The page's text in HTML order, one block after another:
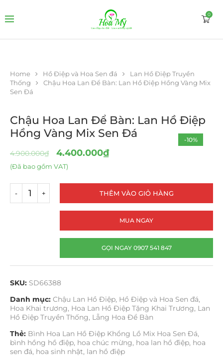
0
Home Hồ Điệp và Hoa Sen đá
Lan Hồ Điệp Truyền
Thống
Chậu Hoa Lan Để Bàn: Lan Hồ Điệp Hồng Vàng Mix
Sen Đá
-10%
Chậu Hoa Lan Để Bàn: Lan Hồ Điệp
Hồng Vàng Mix Sen Đá
4.900.000₫ 4.400.000₫
(Đã bao gồm VAT)
THÊM VÀO GIỎ HÀNG
MUA NGAY
GỌI NGAY 0907 541 847
SKU: SD66388
Danh mục: Chậu Lan Hồ Điệp, Hồ Điệp và Hoa Sen đá,
Hoa Khai trương, Hoa Lan Hồ Điệp Tặng Khai Trương, Lan
Hồ Điệp Truyền Thống, Lẵng Hoa Để Bàn
Thẻ: Bình Hoa Lan Hồ Điệp Khổng Lồ Mix Hoa Sen Đá,
bình hồng hồ điệp, hoa chúc mừng, hoa lan hồ điệp, hoa
sen đá, hoa sinh nhật, lan hồ điệp